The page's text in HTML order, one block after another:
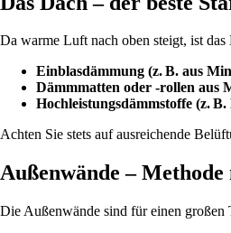
Da warme Luft nach oben steigt, ist
Einblasdämmung (z. B. aus
Dämmmatten oder -rollen aus
Hochleistungsdämmstoffe (z.
Achten Sie stets auf ausreichende
Außenwände –
Die Außenwände sind für einen großen